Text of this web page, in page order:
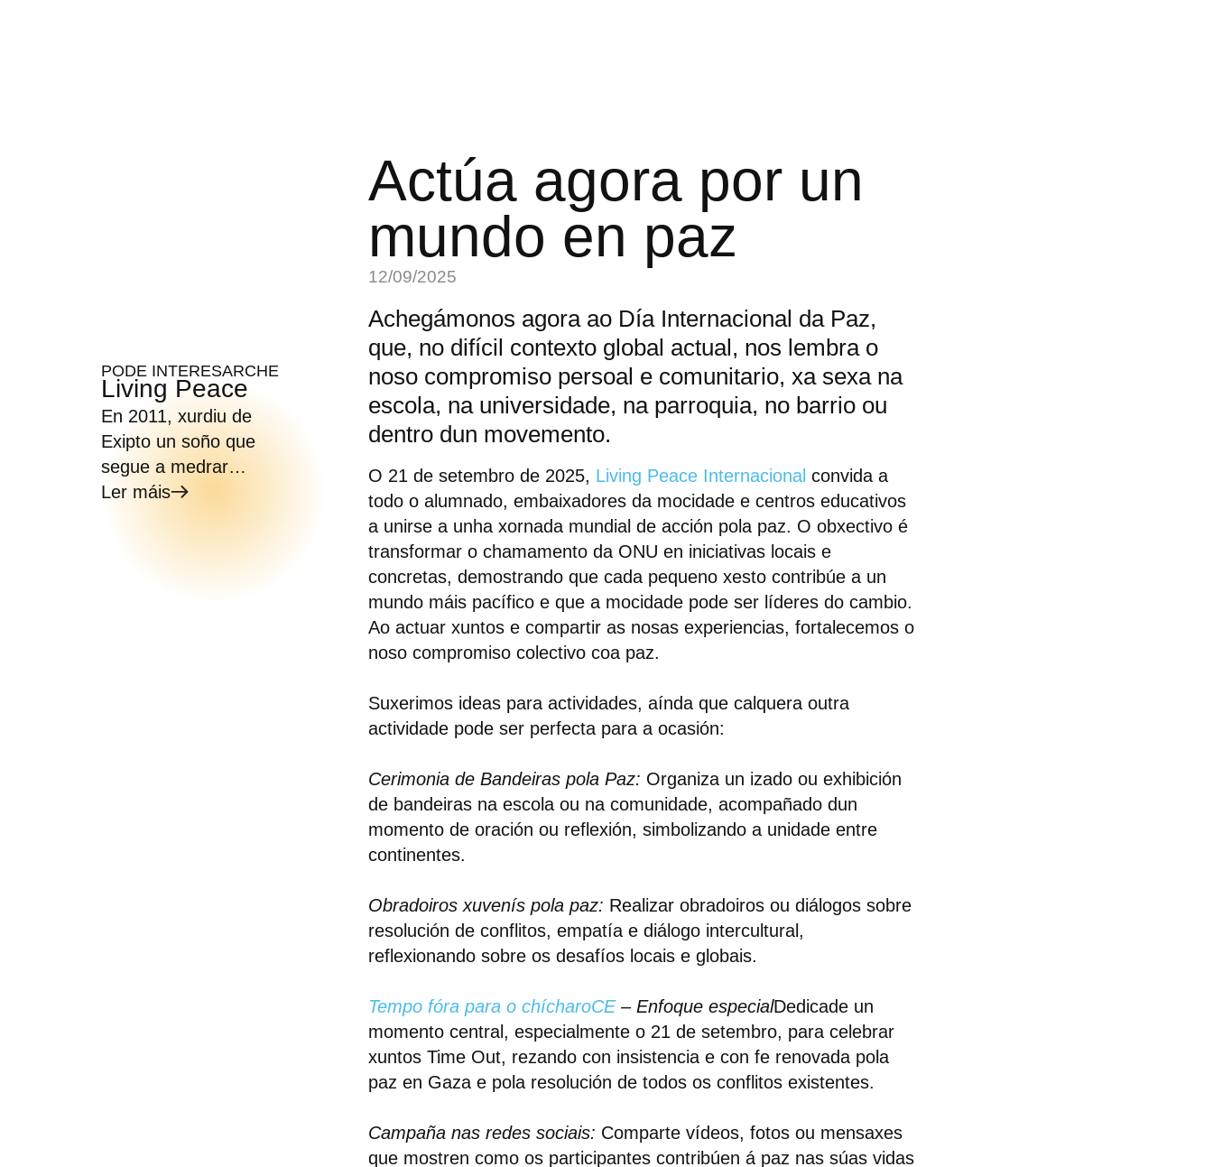
PODE INTERESARCHE
Living Peace
En 2011, xurdiu de
Exipto un soño que
segue a medrar…
Ler máis
Actúa agora por un
mundo en paz
12/09/2025
Achegámonos agora ao Día Internacional da Paz,
que, no difícil contexto global actual, nos lembra o
noso compromiso persoal e comunitario, xa sexa na
escola, na universidade, na parroquia, no barrio ou
dentro dun movemento.
O 21 de setembro de 2025, Living Peace Internacional convida a
todo o alumnado, embaixadores da mocidade e centros educativos
a unirse a unha xornada mundial de acción pola paz. O obxectivo é
transformar o chamamento da ONU en iniciativas locais e
concretas, demostrando que cada pequeno xesto contribúe a un
mundo máis pacífico e que a mocidade pode ser líderes do cambio.
Ao actuar xuntos e compartir as nosas experiencias, fortalecemos o
noso compromiso colectivo coa paz.
Suxerimos ideas para actividades, aínda que calquera outra
actividade pode ser perfecta para a ocasión:
Cerimonia de Bandeiras pola Paz: Organiza un izado ou exhibición
de bandeiras na escola ou na comunidade, acompañado dun
momento de oración ou reflexión, simbolizando a unidade entre
continentes.
Obradoiros xuvenís pola paz: Realizar obradoiros ou diálogos sobre
resolución de conflitos, empatía e diálogo intercultural,
reflexionando sobre os desafíos locais e globais.
Tempo fóra para o chícharoCE– Enfoque especialDedicade un
momento central, especialmente o 21 de setembro, para celebrar
xuntos Time Out, rezando con insistencia e con fe renovada pola
paz en Gaza e pola resolución de todos os conflitos existentes.
Campaña nas redes sociais: Comparte vídeos, fotos ou mensaxes
que mostren como os participantes contribúen á paz nas súas vidas